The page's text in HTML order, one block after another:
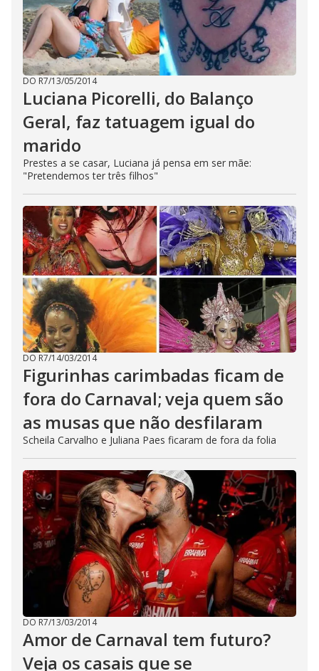
DO R7/13/05/2014
Luciana Picorelli, do Balanço
Geral, faz tatuagem igual do
marido
Prestes a se casar, Luciana já pensa em ser mãe:
"Pretendemos ter três filhos"
DO R7/14/03/2014
Figurinhas carimbadas ficam de
fora do Carnaval; veja quem são
as musas que não desfilaram
Scheila Carvalho e Juliana Paes ficaram de fora da folia
DO R7/13/03/2014
Amor de Carnaval tem futuro?
Veja os casais que se